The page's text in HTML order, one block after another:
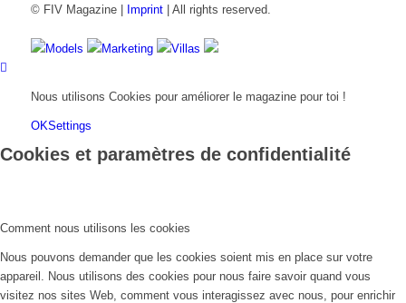
© FIV Magazine | Imprint| All rights reserved.
Models Marketing Villas
Nous utilisons Cookies pour améliorer le magazine pour toi !
OKSettings
Cookies et paramètres de confidentialité
Comment nous utilisons les cookies
Nous pouvons demander que les cookies soient mis en place sur votre
appareil. Nous utilisons des cookies pour nous faire savoir quand vous
visitez nos sites Web, comment vous interagissez avec nous, pour enrichir